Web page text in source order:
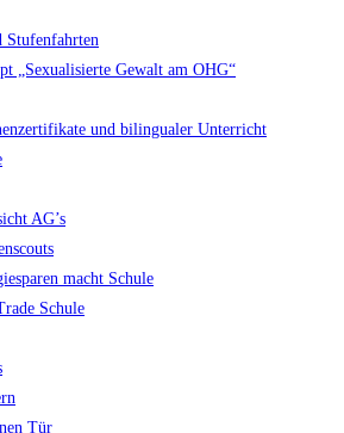
Stufenfahrten
„Sexualisierte Gewalt am OHG“
und bilingualer Unterricht
AG’s
macht Schule
Schule
Tür